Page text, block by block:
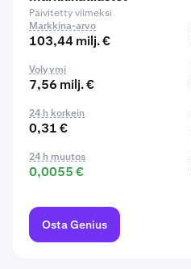
Päivitetty viimeksi
Markkina-arvo
103,44 milj. €
Volyymi
7,56 milj. €
24 h korkein
0,31 €
24 h muutos
0,0055 €
Osta Genius